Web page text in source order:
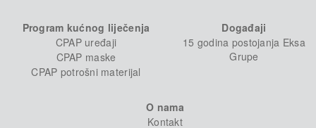
Program kućnog liječenja
CPAP uređaji
CPAP maske
CPAP potrošni materijal
Događaji
15 godina postojanja Eksa
Grupe
O nama
Kontakt